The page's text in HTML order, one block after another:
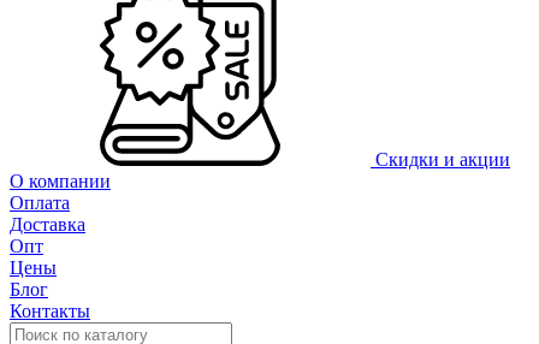
Скидки и акции
О компании
Оплата
Доставка
Опт
Цены
Блог
Контакты